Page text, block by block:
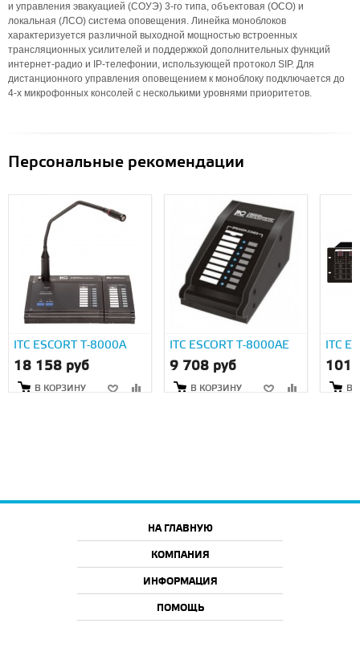
и управления эвакуацией (СОУЭ) 3-го типа, объектовая (ОСО) и
локальная (ЛСО) система оповещения. Линейка моноблоков
характеризуется различной выходной мощностью встроенных
трансляционных усилителей и поддержкой дополнительных функций
интернет-радио и IP-телефонии, использующей протокол SIP. Для
дистанционного управления оповещением к моноблоку подключается до
4-х микрофонных консолей с несколькими уровнями приоритетов.
Персональные рекомендации
ITC ESCORT T-8000A
18 158 руб
В КОРЗИНУ
ITC ESCORT T-8000AE
9 708 руб
В КОРЗИНУ
ITC
101
В
НА ГЛАВНУЮ
КОМПАНИЯ
ИНФОРМАЦИЯ
ПОМОЩЬ